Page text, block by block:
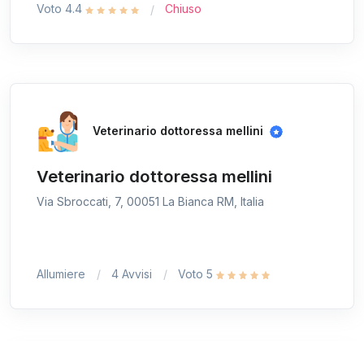
Voto 4.4
Chiuso
Veterinario dottoressa mellini
Veterinario dottoressa mellini
Via Sbroccati, 7, 00051 La Bianca RM, Italia
Allumiere 4 Avvisi Voto 5